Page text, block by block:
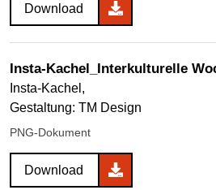
Download
Insta-Kachel_Interkulturelle
Insta-Kachel,
Gestaltung: TM Design
PNG-Dokument
Download